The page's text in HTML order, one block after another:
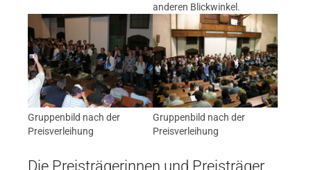
anderen Blickwinkel.
Gruppenbild nach der
Preisverleihung
Gruppenbild nach der
Preisverleihung
Die Preisträgerinnen und Preisträger